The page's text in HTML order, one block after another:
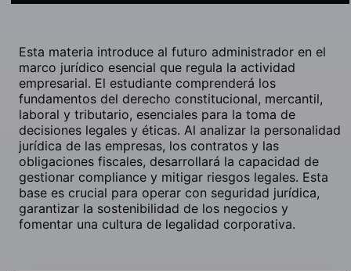
Esta materia introduce al futuro administrador en el
marco jurídico esencial que regula la actividad
empresarial. El estudiante comprenderá los
fundamentos del derecho constitucional, mercantil,
laboral y tributario, esenciales para la toma de
decisiones legales y éticas. Al analizar la personalidad
jurídica de las empresas, los contratos y las
obligaciones fiscales, desarrollará la capacidad de
gestionar compliance y mitigar riesgos legales. Esta
base es crucial para operar con seguridad jurídica,
garantizar la sostenibilidad de los negocios y
fomentar una cultura de legalidad corporativa.